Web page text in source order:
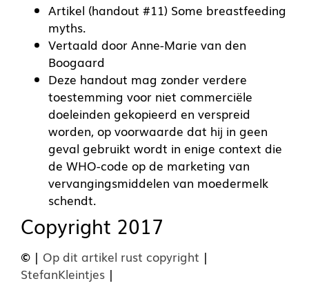
Artikel (handout #11) Some breastfeeding
myths.
Vertaald door Anne-Marie van den
Boogaard
Deze handout mag zonder verdere
toestemming voor niet commerciële
doeleinden gekopieerd en verspreid
worden, op voorwaarde dat hij in geen
geval gebruikt wordt in enige context die
de WHO-code op de marketing van
vervangingsmiddelen van moedermelk
schendt.
Copyright 2017
© | Op dit artikel rust copyright |
StefanKleintjes |